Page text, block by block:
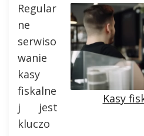
Kasy
Regular
ne
serwiso
wanie
kasy
fiskalne
j jest
kluczo